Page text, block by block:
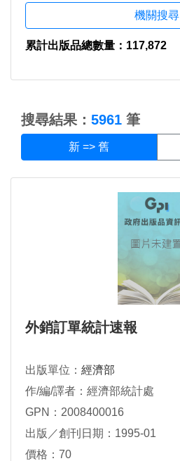
機關搜尋
累計出版品總數量：117,872
搜尋結果： 5961 筆
外銷訂單統計速報
出版單位： 經濟部
作/編/譯者：經濟部統計處
GPN：2008400016
出版／創刊日期：1995-01
價格：70